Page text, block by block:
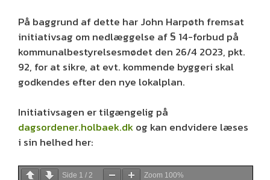
På baggrund af dette har John Harpøth fremsat
initiativsag om nedlæggelse af § 14-forbud på
kommunalbestyrelsesmødet den 26/4 2023, pkt.
92, for at sikre, at evt. kommende byggeri skal
godkendes efter den nye lokalplan.
Initiativsagen er tilgængelig på
dagsordener.holbaek.dkog kan endvidere læses
i sin helhed her:
Side 1 / 2 Zoom 100%